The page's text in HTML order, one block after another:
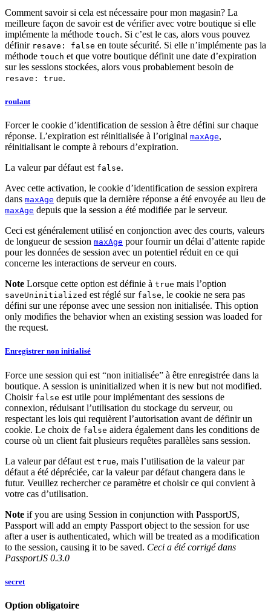
Comment savoir si cela est nécessaire pour mon magasin? La
meilleure façon de savoir est de vérifier avec votre boutique si elle
implémente la méthode touch. Si c’est le cas, alors vous pouvez
définir resave: false en toute sécurité. Si elle n’implémente pas la
méthode touch et que votre boutique définit une date d’expiration
sur les sessions stockées, alors vous probablement besoin de
resave: true.
roulant
Forcer le cookie d’identification de session à être défini sur chaque
réponse. L’expiration est réinitialisée à l’original maxAge,
réinitialisant le compte à rebours d’expiration.
La valeur par défaut est false.
Avec cette activation, le cookie d’identification de session expirera
dans maxAge depuis que la dernière réponse a été envoyée au lieu de
maxAge depuis que la session a été modifiée par le serveur.
Ceci est généralement utilisé en conjonction avec des courts, valeurs
de longueur de session maxAge pour fournir un délai d’attente rapide
pour les données de session avec un potentiel réduit en ce qui
concerne les interactions de serveur en cours.
Note Lorsque cette option est définie à true mais l’option
saveUninitialized est réglé sur false, le cookie ne sera pas
défini sur une réponse avec une session non initialisée. This option
only modifies the behavior when an existing session was loaded for
the request.
Enregistrer non initialisé
Force une session qui est “non initialisée” à être enregistrée dans la
boutique. A session is uninitialized when it is new but not modified.
Choisir false est utile pour implémentant des sessions de
connexion, réduisant l’utilisation du stockage du serveur, ou
respectant les lois qui requièrent l’autorisation avant de définir un
cookie. Le choix de false aidera également dans les conditions de
course où un client fait plusieurs requêtes parallèles sans session.
La valeur par défaut est true, mais l’utilisation de la valeur par
défaut a été dépréciée, car la valeur par défaut changera dans le
futur. Veuillez rechercher ce paramètre et choisir ce qui convient à
votre cas d’utilisation.
Note if you are using Session in conjunction with PassportJS,
Passport will add an empty Passport object to the session for use
after a user is authenticated, which will be treated as a modification
to the session, causing it to be saved. Ceci a été corrigé dans
PassportJS 0.3.0
secret
Option obligatoire